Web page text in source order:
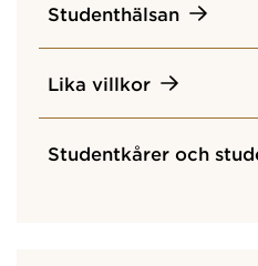
Studenthälsan
Lika villkor
Studentkårer och